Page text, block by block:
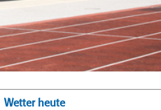
Wetter heute